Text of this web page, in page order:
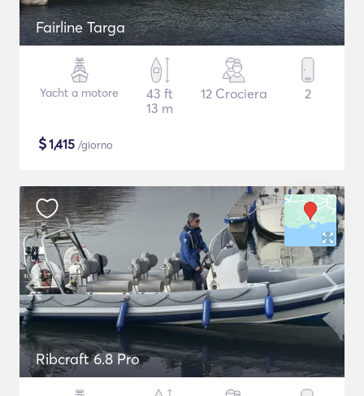
Fairline Targa
Yacht a motore
43 ft
13 m
12 Crociera 2
$1,415 /giorno
Ribcraft 6.8 Pro